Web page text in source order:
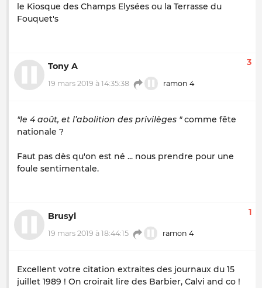
le Kiosque des Champs Elysées ou la Terrasse du
Fouquet's
Tony A
19 mars 2019 à 14:35:38 ramon 4
3
"le 4 août, et l’abolition des privilèges "comme fête
nationale ?
Faut pas dès qu'on est né ... nous prendre pour une
foule sentimentale.
Brusyl
19 mars 2019 à 18:44:15 ramon 4
1
Excellent votre citation extraites des journaux du 15
juillet 1989 ! On croirait lire des Barbier, Calvi and co !